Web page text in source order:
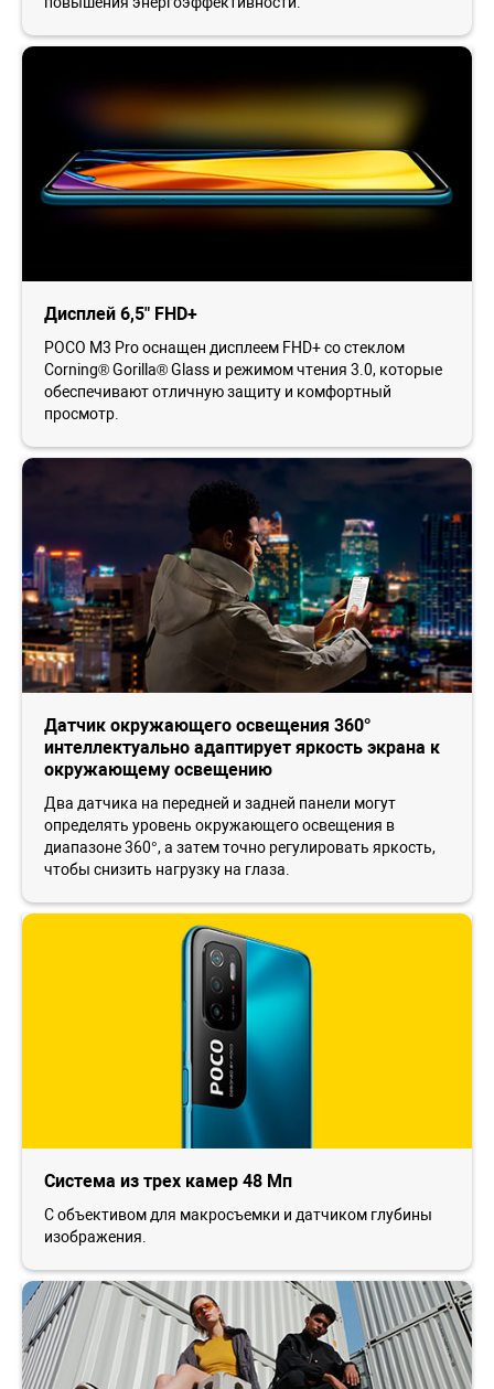
Дисплей 6,5" FHD+
POCO M3 Pro оснащен дисплеем FHD+ со стеклом
Corning® Gorilla® Glass и режимом чтения 3.0, которые
обеспечивают отличную защиту и комфортный
просмотр.
Датчик окружающего освещения 360°
интеллектуально адаптирует яркость экрана к
окружающему освещению
Два датчика на передней и задней панели могут
определять уровень окружающего освещения в
диапазоне 360°, а затем точно регулировать яркость,
чтобы снизить нагрузку на глаза.
Система из трех камер 48 Мп
С объективом для макросъемки и датчиком глубины
изображения.